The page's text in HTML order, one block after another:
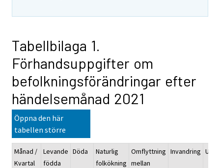
Tabellbilaga 1.
Förhandsuppgifter om
befolkningsförändringar efter
händelsemånad 2021
Öppna den här
tabellen större
Månad /
Kvartal
Levande
födda
Döda
Naturlig
folkökning
Omflyttning
mellan
Invandring